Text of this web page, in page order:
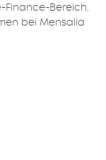
Bereich.
bei Mensalia